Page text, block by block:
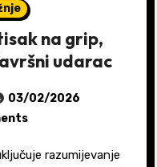
na grip,
udarac
03/02/2026